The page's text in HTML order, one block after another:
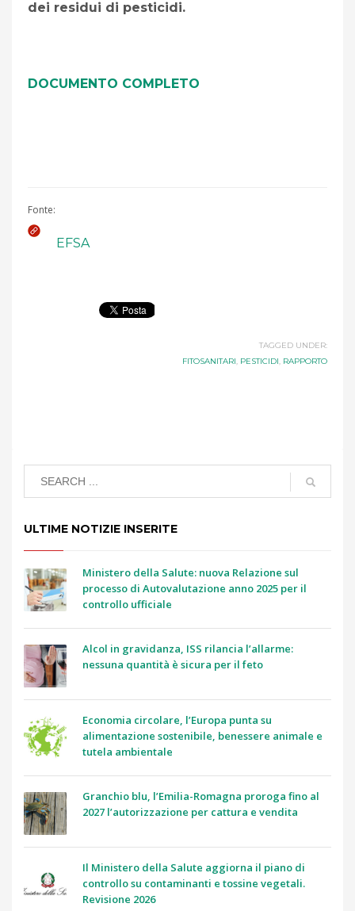
dei residui di pesticidi.
DOCUMENTO COMPLETO
Fonte:
EFSA
TAGGED UNDER:
FITOSANITARI, PESTICIDI, RAPPORTO
ULTIME NOTIZIE INSERITE
Ministero della Salute: nuova Relazione sul
processo di Autovalutazione anno 2025 per il
controllo ufficiale
Alcol in gravidanza, ISS rilancia l’allarme:
nessuna quantità è sicura per il feto
Economia circolare, l’Europa punta su
alimentazione sostenibile, benessere animale e
tutela ambientale
Granchio blu, l’Emilia-Romagna proroga fino al
2027 l’autorizzazione per cattura e vendita
Il Ministero della Salute aggiorna il piano di
controllo su contaminanti e tossine vegetali.
Revisione 2026